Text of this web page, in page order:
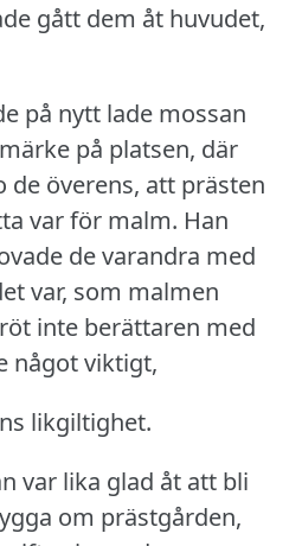
gått dem åt huvudet,
på nytt lade mossan
på platsen, där
de överens, att prästen
var för malm. Han
de varandra med
var, som malmen
inte berättaren med
något viktigt,
likgiltighet.
var lika glad åt att bli
om prästgården,